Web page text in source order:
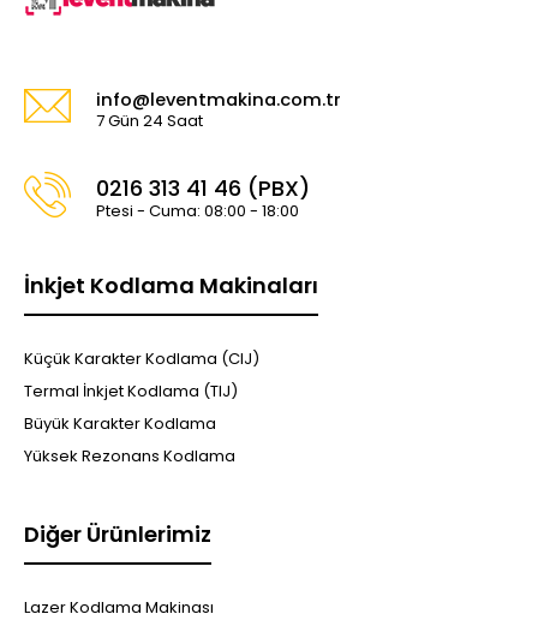
info@leventmakina.com.tr
7 Gün 24 Saat
0216 313 41 46 (PBX)
Ptesi - Cuma: 08:00 - 18:00
İnkjet Kodlama Makinaları
Küçük Karakter Kodlama (CIJ)
Termal İnkjet Kodlama (TIJ)
Büyük Karakter Kodlama
Yüksek Rezonans Kodlama
Diğer Ürünlerimiz
Lazer Kodlama Makinası